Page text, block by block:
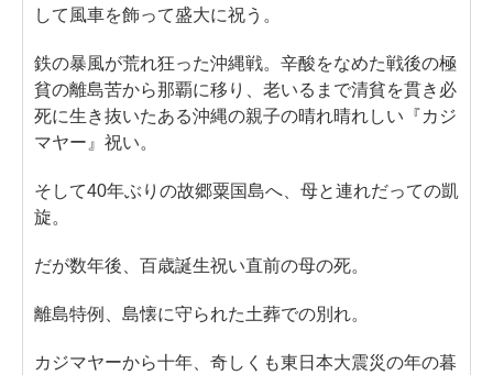
して風車を飾って盛大に祝う。
鉄の暴風が荒れ狂った沖縄戦。辛酸をなめた戦後の極
貧の離島苦から那覇に移り、老いるまで清貧を貫き必
死に生き抜いたある沖縄の親子の晴れ晴れしい『カジ
マヤー』祝い。
そして40年ぶりの故郷粟国島へ、母と連れだっての凱
旋。
だが数年後、百歳誕生祝い直前の母の死。
離島特例、島懐に守られた土葬での別れ。
カジマヤーから十年、奇しくも東日本大震災の年の暮